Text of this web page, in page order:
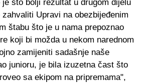
što bolji rezultat u drugom dijelu
Upravi na obezbijeđenim
štabu što je u nama prepoznao
koji bi možda u nekom narednom
zamijeniti sadašnje naše
junioru, je bila izuzetna čast što
sa ekipom na pripremama",